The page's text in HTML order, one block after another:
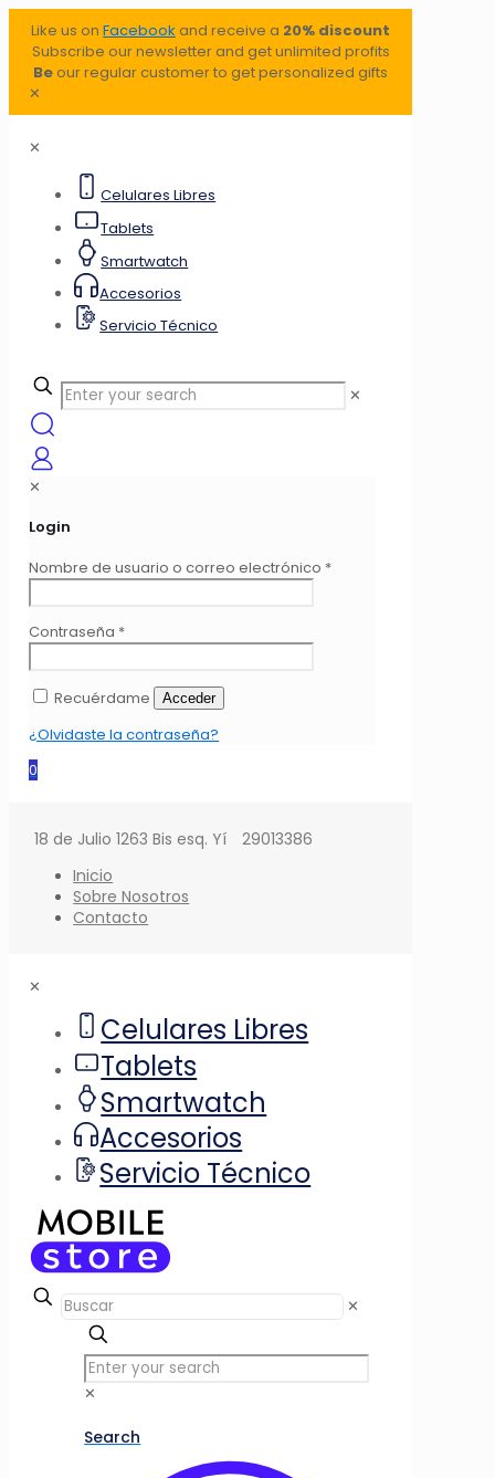
Like us on Facebook and receive a 20% discount
Subscribe our newsletter and get unlimited profits
Beour regular customer to get personalized gifts
✕
✕
Celulares Libres
Tablets
Smartwatch
Accesorios
Servicio Técnico
✕
✕
Login
Nombre de usuario o correo electrónico *
Contraseña *
Recuérdame Acceder
¿Olvidaste la contraseña?
0
18 de Julio 1263 Bis esq. Yí
29013386
Inicio
Sobre Nosotros
Contacto
✕
Celulares Libres
Tablets
Smartwatch
Accesorios
Servicio Técnico
✕
✕
Search